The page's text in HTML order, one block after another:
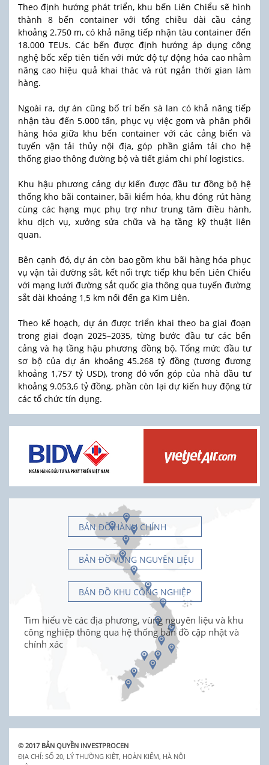
Theo định hướng phát triển, khu bến Liên Chiểu sẽ hình
thành 8 bến container với tổng chiều dài cầu cảng
khoảng 2.750 m, có khả năng tiếp nhận tàu container đến
18.000 TEUs. Các bến được định hướng áp dụng công
nghệ bốc xếp tiên tiến với mức độ tự động hóa cao nhằm
nâng cao hiệu quả khai thác và rút ngắn thời gian làm
hàng.
Ngoài ra, dự án cũng bố trí bến sà lan có khả năng tiếp
nhận tàu đến 5.000 tấn, phục vụ việc gom và phân phối
hàng hóa giữa khu bến container với các cảng biển và
tuyến vận tải thủy nội địa, góp phần giảm tải cho hệ
thống giao thông đường bộ và tiết giảm chi phí logistics.
Khu hậu phương cảng dự kiến được đầu tư đồng bộ hệ
thống kho bãi container, bãi kiểm hóa, khu đóng rút hàng
cùng các hạng mục phụ trợ như trung tâm điều hành,
khu dịch vụ, xưởng sửa chữa và hạ tầng kỹ thuật liên
quan.
Bên cạnh đó, dự án còn bao gồm khu bãi hàng hóa phục
vụ vận tải đường sắt, kết nối trực tiếp khu bến Liên Chiểu
với mạng lưới đường sắt quốc gia thông qua tuyến đường
sắt dài khoảng 1,5 km nối đến ga Kim Liên.
Theo kế hoạch, dự án được triển khai theo ba giai đoạn
trong giai đoạn 2025–2035, từng bước đầu tư các bến
cảng và hạ tầng hậu phương đồng bộ. Tổng mức đầu tư
sơ bộ của dự án khoảng 45.268 tỷ đồng (tương đương
khoảng 1,757 tỷ USD), trong đó vốn góp của nhà đầu tư
khoảng 9.053,6 tỷ đồng, phần còn lại dự kiến huy động từ
các tổ chức tín dụng.
BẢN ĐỒ HÀNH CHÍNH
BẢN ĐỒ VÙNG NGUYÊN LIỆU
BẢN ĐỒ KHU CÔNG NGHIỆP
Tìm hiểu về các địa phương, vùng nguyên liệu và khu
công nghiệp thông qua hệ thống bản đồ cập nhật và
chính xác
© 2017 BẢN QUYỀN INVESTPROCEN
ĐỊA CHỈ: SỐ 20, LÝ THƯỜNG KIỆT, HOÀN KIẾM, HÀ NỘI